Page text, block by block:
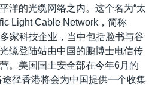
洋的光缆网络之内。这个名为“太
Light Cable Network，简称
家科技企业，当中包括脸书与谷
缆登陆站由中国的鹏博士电信传
。美国国土安全部在今年6月的
径香港将会为中国提供一个收集